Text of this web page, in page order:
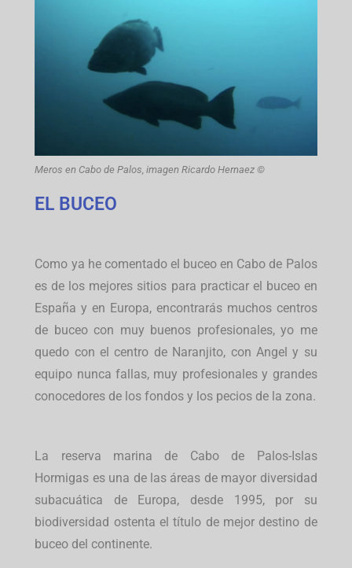
Meros en Cabo de Palos, imagen Ricardo Hernaez ©
EL BUCEO
Como ya he comentado el buceo en Cabo de Palos
es de los mejores sitios para practicar el buceo en
España y en Europa, encontrarás muchos centros
de buceo con muy buenos profesionales, yo me
quedo con el centro de Naranjito, con Angel y su
equipo nunca fallas, muy profesionales y grandes
conocedores de los fondos y los pecios de la zona.
La reserva marina de Cabo de Palos-Islas
Hormigas es una de las áreas de mayor diversidad
subacuática de Europa, desde 1995, por su
biodiversidad ostenta el título de mejor destino de
buceo del continente.